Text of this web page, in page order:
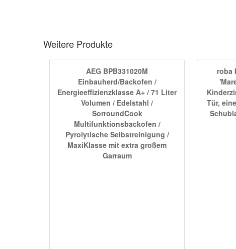
Weitere Produkte
AEG BPB331020M
Einbauherd/Backofen /
Energieeffizienzklasse A+ / 71 Liter
Volumen / Edelstahl /
SorroundCook
Multifunktionsbackofen /
Pyrolytische Selbstreinigung /
MaxiKlasse mit extra großem
Garraum
roba
Tür,